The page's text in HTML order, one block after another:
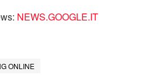
NEWS.GOOGLE.IT
ONLINE